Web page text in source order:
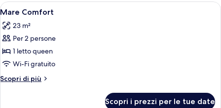
Apri
tutte
le
foto
per
Mare
Comfort
Biancheria da letto di alta qualità,
5
Mare Comfort
23 m²
Per 2 persone
1 letto queen
Wi-Fi gratuito
Scopri di più
Altri
Scopri i prezzi per le tue date